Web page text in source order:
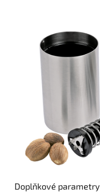
Doplňkové parametry